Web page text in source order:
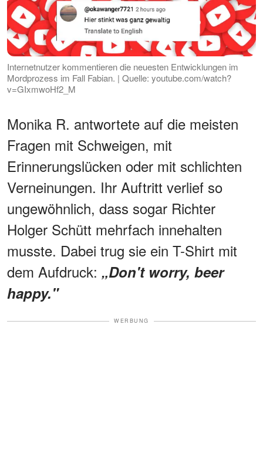
Internetnutzer kommentieren die neuesten Entwicklungen im
Mordprozess im Fall Fabian. | Quelle: youtube.com/watch?
v=GIxmwoHf2_M
Monika R. antwortete auf die meisten
Fragen mit Schweigen, mit
Erinnerungslücken oder mit schlichten
Verneinungen. Ihr Auftritt verlief so
ungewöhnlich, dass sogar Richter
Holger Schütt mehrfach innehalten
musste. Dabei trug sie ein T-Shirt mit
dem Aufdruck: „Don't worry, beer
happy."
WERBUNG